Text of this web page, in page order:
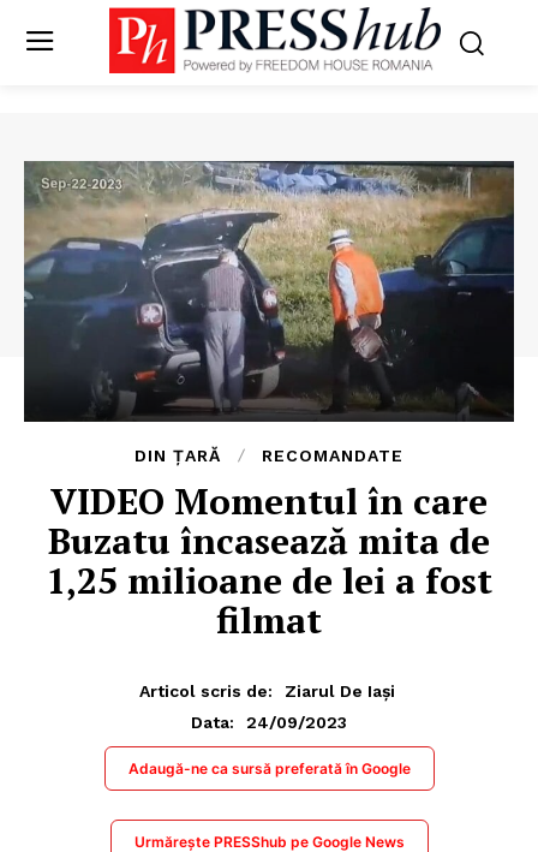
DIN ȚARĂ RECOMANDATE
VIDEO Momentul în care
Buzatu încasează mita de
1,25 milioane de lei a fost
filmat
Articol scris de:
Ziarul De Iași
Data:
24/09/2023
Adaugă-ne ca sursă preferată în Google
Urmărește PRESShub pe Google News